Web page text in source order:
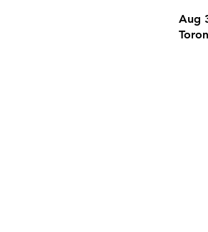
Aug